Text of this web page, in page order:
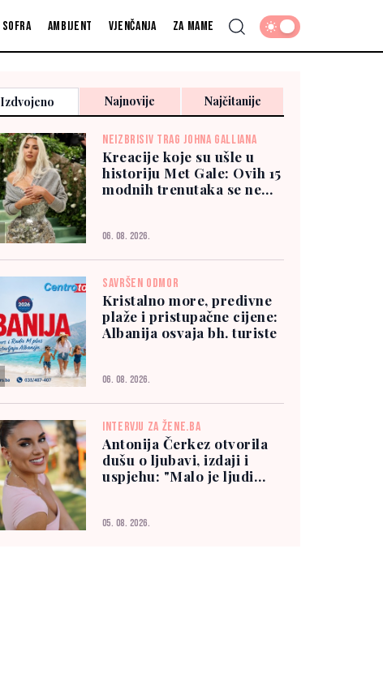
Sofra Ambijent Vjenčanja Za mame
Izdvojeno Najnovije Najčitanije
NEIZBRISIV TRAG JOHNA GALLIANA
Kreacije koje su ušle u
historiju Met Gale: Ovih 15
modnih trenutaka se ne
06. 08. 2026.
SAVRŠEN ODMOR
Kristalno more, predivne
plaže i pristupačne cijene:
Albanija osvaja bh. turiste
06. 08. 2026.
INTERVJU ZA ŽENE.BA
Antonija Čerkez otvorila
dušu o ljubavi, izdaji i
uspjehu: "Malo je ljudi
05. 08. 2026.